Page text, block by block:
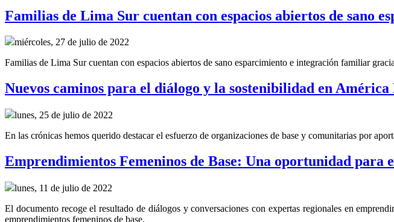
Familias de Lima Sur cuentan con espacios abiertos de sano
miércoles, 27 de julio de 2022
Familias de Lima Sur cuentan con espacios abiertos de sano esparcimiento e integración familiar
Nuevos caminos para el diálogo y la sostenibilidad en
lunes, 25 de julio de 2022
En las crónicas hemos querido destacar el esfuerzo de organizaciones de base y comunitarias por
Emprendimientos Femeninos de Base: Una oportunidad para
lunes, 11 de julio de 2022
El documento recoge el resultado de diálogos y conversaciones con expertas regionales en
emprendimientos femeninos de base.